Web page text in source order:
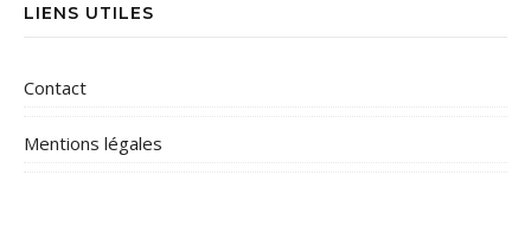
LIENS UTILES
Contact
Mentions légales